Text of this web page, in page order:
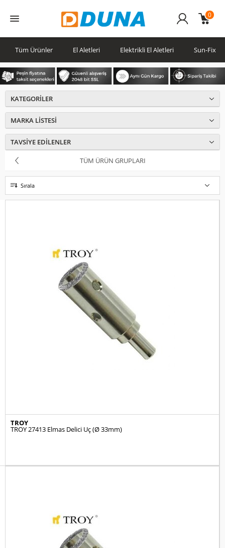
0
Tüm Ürünler El Aletleri Elektrikli El Aletleri Sun-Fix
KATEGORILER
MARKA LISTESI
TAVSIYE EDILENLER
TÜM ÜRÜN GRUPLARI
Sırala
TROY
TROY 27413 Elmas Delici Uç (Ø 33mm)